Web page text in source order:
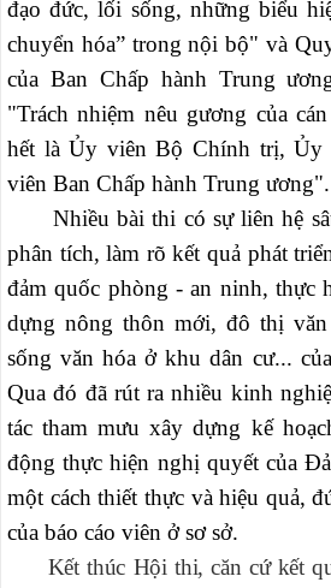
đạo đức, lối sống, những biểu
chuyển hóa” trong nội bộ" và
của Ban Chấp hành Trung
"Trách nhiệm nêu gương của
hết là Ủy viên Bộ Chính trị,
viên Ban Chấp hành Trung ương".
Nhiều bài thi có sự liên hệ
phân tích, làm rõ kết quả phát
đảm quốc phòng - an ninh, thực
dựng nông thôn mới, đô thị
sống văn hóa ở khu dân cư...
Qua đó đã rút ra nhiều kinh
tác tham mưu xây dựng kế
động thực hiện nghị quyết của
một cách thiết thực và hiệu quả,
của báo cáo viên ở sơ sở.
Kết thúc Hội thi, căn cứ kết